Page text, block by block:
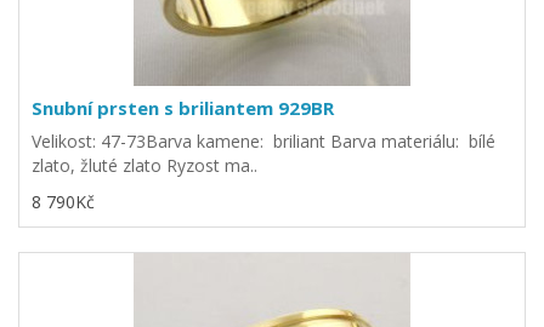
Snubní prsten s briliantem 929BR
Velikost: 47-73Barva kamene: briliant Barva materiálu: bílé
zlato, žluté zlato Ryzost ma..
8 790Kč